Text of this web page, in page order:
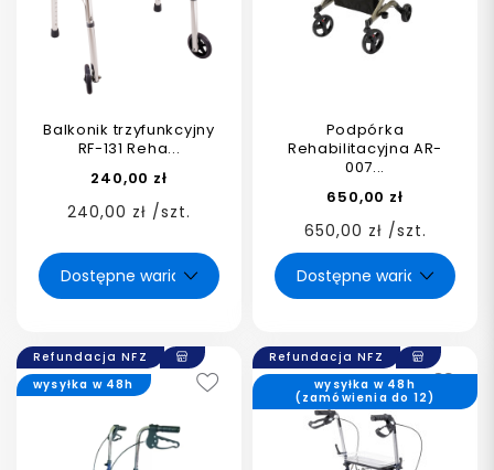
Balkonik trzyfunkcyjny
RF-131 Reha...
240,00 zł
240,00 zł /szt.
Podpórka
Rehabilitacyjna AR-
007...
650,00 zł
650,00 zł /szt.
Refundacja NFZ
wysyłka w 48h
Refundacja NFZ
wysyłka w 48h
(zamówienia do 12)